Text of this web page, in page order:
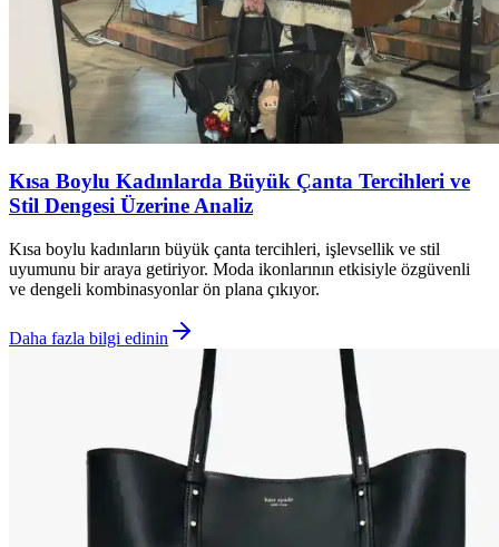
Kısa Boylu Kadınlarda Büyük Çanta Tercihleri ve
Stil Dengesi Üzerine Analiz
Kısa boylu kadınların büyük çanta tercihleri, işlevsellik ve stil
uyumunu bir araya getiriyor. Moda ikonlarının etkisiyle özgüvenli
ve dengeli kombinasyonlar ön plana çıkıyor.
Daha fazla bilgi edinin